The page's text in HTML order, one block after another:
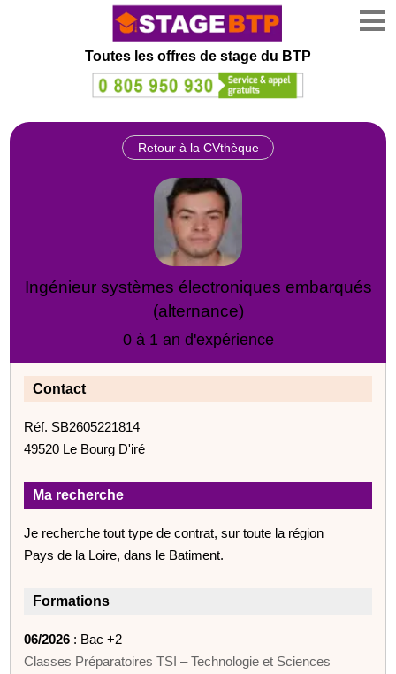
Toutes les offres de stage du BTP
Retour à la CVthèque
Ingénieur systèmes électroniques embarqués
(alternance)
0 à 1 an d'expérience
Contact
Réf. SB2605221814
49520 Le Bourg D'iré
Ma recherche
Je recherche tout type de contrat, sur toute la région
Pays de la Loire, dans le Batiment.
Formations
06/2026 : Bac +2
Classes Préparatoires TSI – Technologie et Sciences